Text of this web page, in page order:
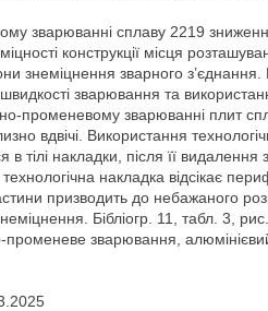
зварюванні сплаву 2219
конструкції місця
знеміцнення зварного з’єднання.
зварювання та
променевому зварюванні плит
вдвічі. Використання
тілі накладки, після її
накладка відсікає
призводить до небажаного
Бібліогр. 11, табл. 3,
променеве зварювання,